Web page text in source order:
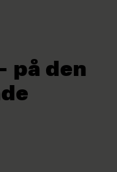
på den